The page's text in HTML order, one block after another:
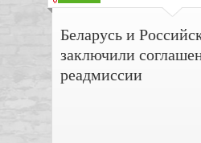
Беларусь и
заключили
реадмиссии